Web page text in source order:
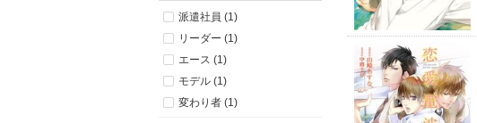
派遣社員 (1)
リーダー (1)
エース (1)
モデル (1)
変わり者 (1)